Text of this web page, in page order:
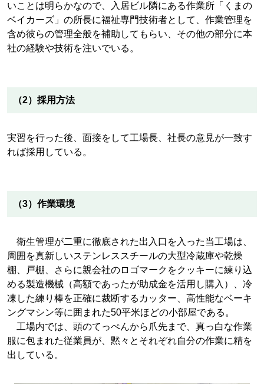
いことは明らかなので、入居ビル隣にある作業所「くまの
ベイカーズ」の所長に福祉専門技術者として、作業管理を
含め彼らの管理全般を補助してもらい、その他の部分に本
社の経験や技術を注いでいる。
（2）採用方法
実習を行った後、面接をして工場長、社長の意見が一致す
れば採用している。
（3）作業環境
衛生管理が二重に徹底された出入口を入った当工場は、
周囲を真新しいステンレススチールの大型冷蔵庫や乾燥
棚、戸棚、さらに親会社のロゴマークをクッキーに練り込
める製造機械（高額であったが助成金を活用し購入）、冷
凍した練り棒を正確に裁断するカッター、高性能なベーキ
ングマシン等に囲まれた50平米ほどの小部屋である。
工場内では、頭のてっぺんから爪先まで、真っ白な作業
服に包まれた従業員が、黙々とそれぞれ自分の作業に精を
出している。